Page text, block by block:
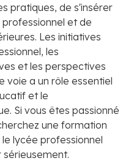
pratiques, de s'insérer
et de
Les initiatives
les
et les perspectives
a un rôle essentiel
et le
Si vous êtes passionné
une formation
lycée professionnel